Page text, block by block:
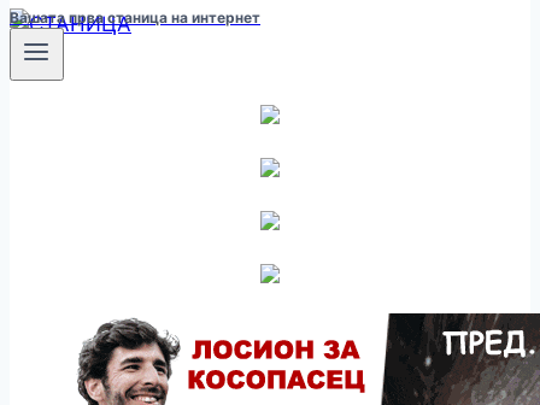
Вашата прва станица на интернет